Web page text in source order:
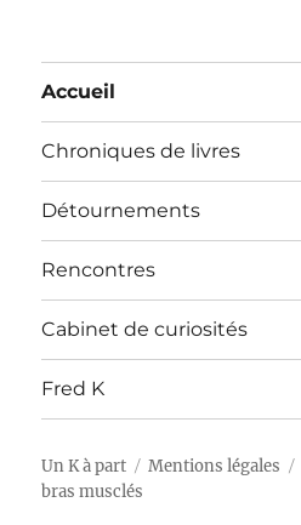
Accueil
Chroniques de livres
Détournements
Rencontres
Cabinet de curiosités
Fred K
Un K à part Mentions légales
bras musclés